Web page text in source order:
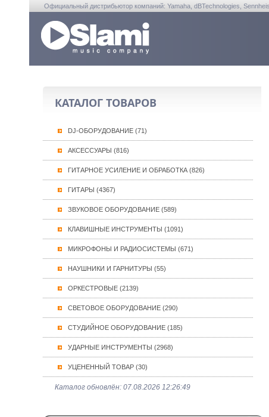
Официальный дистрибьютор компаний: Yamaha, dBTechnologies,
КАТАЛОГ ТОВАРОВ
DJ-ОБОРУДОВАНИЕ (71)
АКСЕССУАРЫ (816)
ГИТАРНОЕ УСИЛЕНИЕ И ОБРАБОТКА (826)
ГИТАРЫ (4367)
ЗВУКОВОЕ ОБОРУДОВАНИЕ (589)
КЛАВИШНЫЕ ИНСТРУМЕНТЫ (1091)
МИКРОФОНЫ И РАДИОСИСТЕМЫ (671)
НАУШНИКИ И ГАРНИТУРЫ (55)
ОРКЕСТРОВЫЕ (2139)
СВЕТОВОЕ ОБОРУДОВАНИЕ (290)
СТУДИЙНОЕ ОБОРУДОВАНИЕ (185)
УДАРНЫЕ ИНСТРУМЕНТЫ (2968)
УЦЕНЕННЫЙ ТОВАР (30)
Каталог обновлён: 07.08.2026 12:26:49